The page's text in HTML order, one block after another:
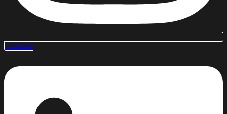
Linkedin